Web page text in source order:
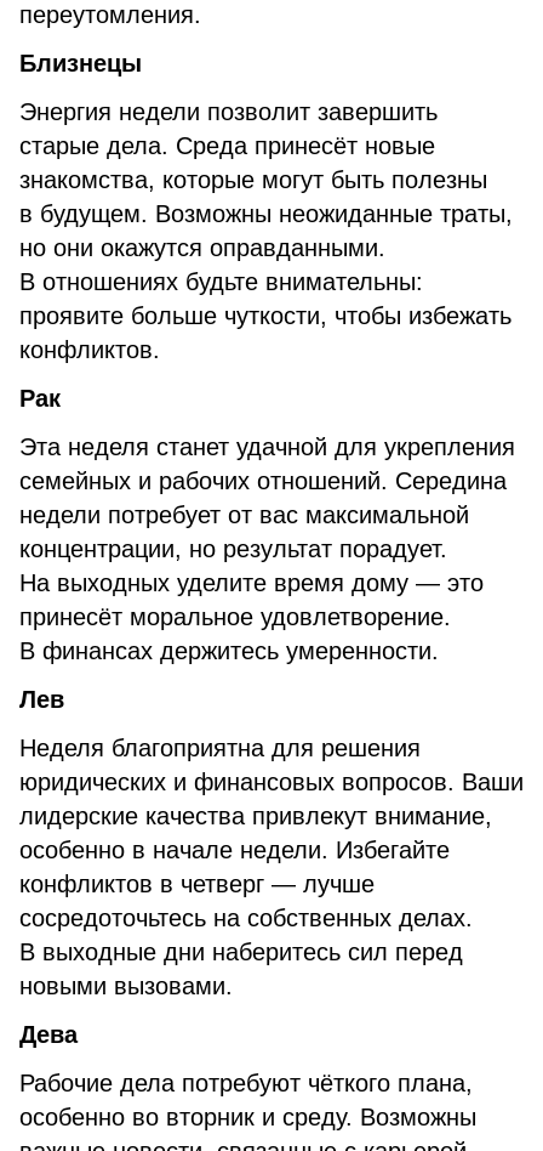
переутомления.
Близнецы
Энергия недели позволит завершить
старые дела. Среда принесёт новые
знакомства, которые могут быть полезны
в будущем. Возможны неожиданные траты,
но они окажутся оправданными.
В отношениях будьте внимательны:
проявите больше чуткости, чтобы избежать
конфликтов.
Рак
Эта неделя станет удачной для укрепления
семейных и рабочих отношений. Середина
недели потребует от вас максимальной
концентрации, но результат порадует.
На выходных уделите время дому — это
принесёт моральное удовлетворение.
В финансах держитесь умеренности.
Лев
Неделя благоприятна для решения
юридических и финансовых вопросов. Ваши
лидерские качества привлекут внимание,
особенно в начале недели. Избегайте
конфликтов в четверг — лучше
сосредоточьтесь на собственных делах.
В выходные дни наберитесь сил перед
новыми вызовами.
Дева
Рабочие дела потребуют чёткого плана,
особенно во вторник и среду. Возможны